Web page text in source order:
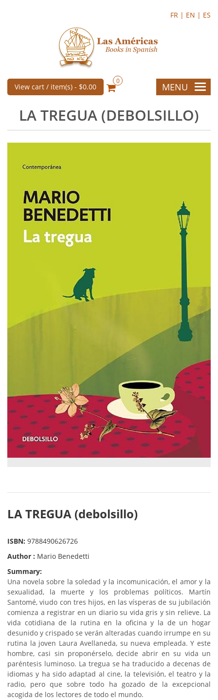
FR | EN | ES
View cart / item(s) - $0.00
0
MENU
LA TREGUA (DEBOLSILLO)
LA TREGUA (debolsillo)
ISBN: 9788490626726
Author : Mario Benedetti
Summary:
Una novela sobre la soledad y la incomunicación, el amor y la
sexualidad, la muerte y los problemas políticos. Martín
Santomé, viudo con tres hijos, en las vísperas de su jubilación
comienza a registrar en un diario su vida gris y sin relieve. La
vida cotidiana de la rutina en la oficina y la de un hogar
desunido y crispado se verán alteradas cuando irrumpe en su
rutina la joven Laura Avellaneda, su nueva empleada. Y este
hombre, casi sin proponérselo, decide abrir en su vida un
paréntesis luminoso. La tregua se ha traducido a decenas de
idiomas y ha sido adaptad al cine, la televisión, el teatro y la
radio, pero que sobre todo ha gozado de la excepcional
acogida de los lectores de todo el mundo.